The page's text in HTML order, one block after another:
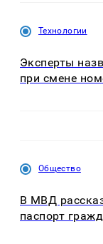
Технологии
Эксперты
при смене
Общество
В МВД
паспорт